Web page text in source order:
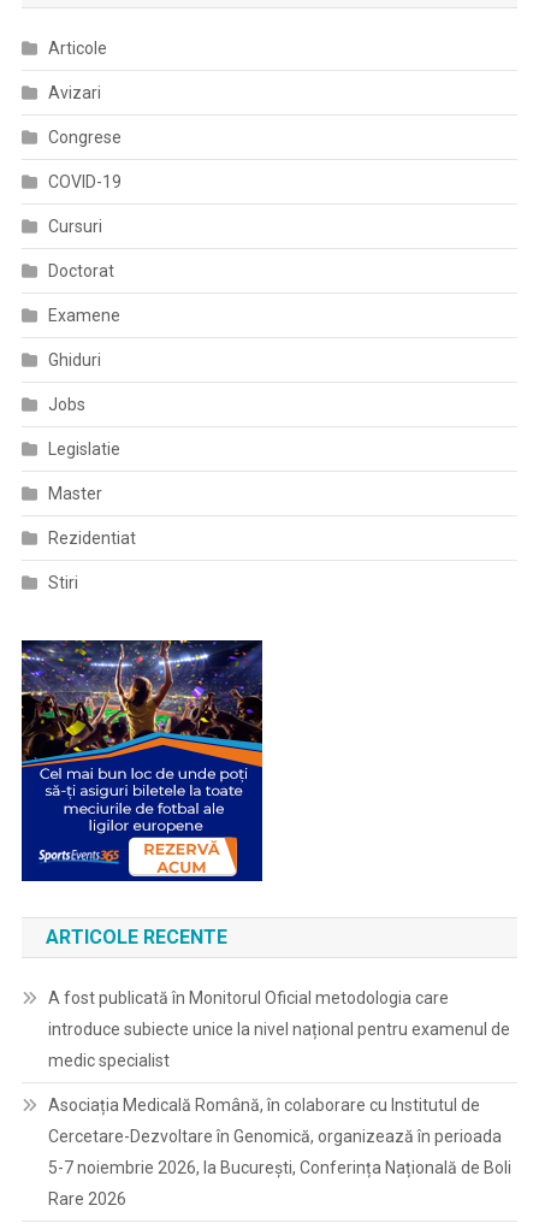
Din
Doar
Articole
Avizari
Congrese
COVID-19
Cursuri
Doctorat
Examene
Ghiduri
Jobs
Legislatie
Master
Rezidentiat
Stiri
ARTICOLE RECENTE
A fost publicată în Monitorul Oficial metodologia care
introduce subiecte unice la nivel național pentru examenul de
medic specialist
Asociația Medicală Română, în colaborare cu Institutul de
Cercetare-Dezvoltare în Genomică, organizează în perioada
5-7 noiembrie 2026, la București, Conferința Națională de Boli
Rare 2026